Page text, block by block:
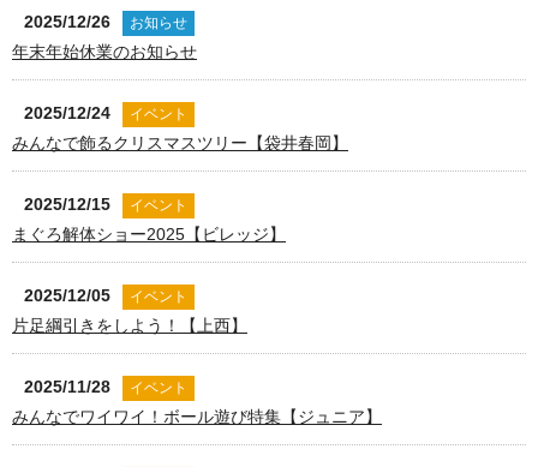
2025/12/26 お知らせ
年末年始休業のお知らせ
2025/12/24 イベント
みんなで飾るクリスマスツリー【袋井春岡】
2025/12/15 イベント
まぐろ解体ショー2025【ビレッジ】
2025/12/05 イベント
片足綱引きをしよう！【上西】
2025/11/28 イベント
みんなでワイワイ！ボール遊び特集【ジュニア】